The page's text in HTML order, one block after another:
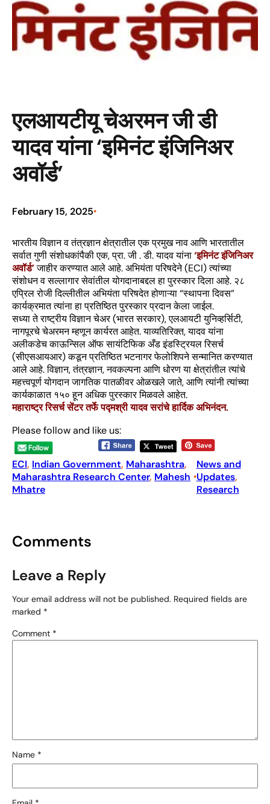
एलआयटीयू चेअरमन जी डी
यादव यांना ‘इमिनंट इंजिनिअर
अवॉर्ड’
February 15, 2025•
भारतीय विज्ञान व तंत्रज्ञान क्षेत्रातील एक प्रमुख नाव आणि भारतातील
सर्वात गुणी संशोधकांपैकी एक, प्रा. जी . डी. यादव यांना‘इमिनंट इंजिनिअर
अवॉर्ड’जाहीर करण्यात आले आहे. अभियंता परिषदेने (ECI) त्यांच्या
संशोधन व सल्लागार सेवांतील योगदानाबद्दल हा पुरस्कार दिला आहे. २८
एप्रिल रोजी दिल्लीतील अभियंता परिषदेत होणाऱ्या “स्थापना दिवस”
कार्यक्रमात त्यांना हा प्रतिष्ठित पुरस्कार प्रदान केला जाईल.
सध्या ते राष्ट्रीय विज्ञान चेअर (भारत सरकार), एलआयटी युनिव्हर्सिटी,
नागपूरचे चेअरमन म्हणून कार्यरत आहेत. याव्यतिरिक्त, यादव यांना
अलीकडेच काऊन्सिल ऑफ सायंटिफिक अँड इंडस्ट्रियल रिसर्च
(सीएसआयआर) कडून प्रतिष्ठित भटनागर फेलोशिपने सन्मानित करण्यात
आले आहे. विज्ञान, तंत्रज्ञान, नवकल्पना आणि धोरण या क्षेत्रांतील त्यांचे
महत्त्वपूर्ण योगदान जागतिक पातळीवर ओळखले जाते, आणि त्यांनी त्यांच्या
कार्यकाळात १५० हून अधिक पुरस्कार मिळवले आहेत.
महाराष्ट्र रिसर्च सेंटर तर्फे पद्मश्री यादव सरांचे हार्दिक अभिनंदन.
Please follow and like us:
ECI, Indian Government, Maharashtra
Maharashtra Research Center, Mahesh
Mhatre
•
News and
Updates
Research
Comments
Leave a Reply
Your email address will not be published. Required fields are
marked *
Comment *
Name *